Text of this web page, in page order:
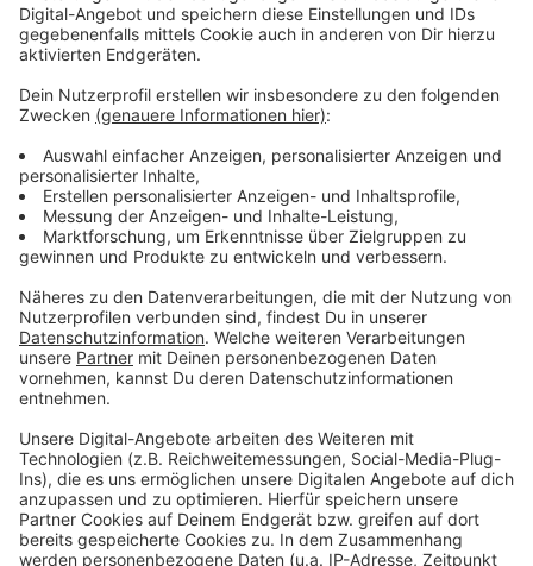
"Vertuschungstat".
Anzeige
Weitere Infos und Links zum Thema:
Anzeige
Bild der Verwüstung in Flingern nach Brand und
Explosion
Die Tagesschau berichtet von einer möglichen
"Vertuschungstat"
Düsseldorfer Feuerwehr am frühen Morgen
Anzeige